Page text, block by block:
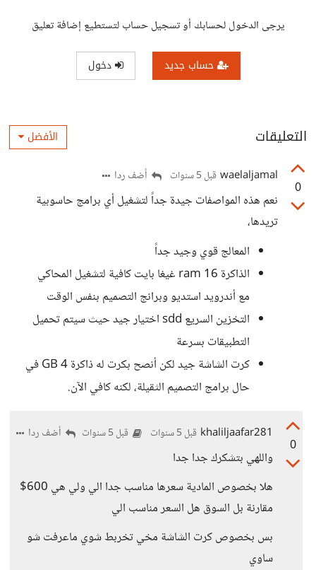
يرجى الدخول لحسابك أو تسجيل حساب لتستطيع إضافة تعليق
حساب جديد دخول
التعليقات الأفضل
0
waelaljamal قبل 5 سنوات أضف ردا
نعم هذه المواصفات جيدة جداً لتشغيل أي برامج حاسوبية
تريدها،
المعالج قوي وجيد جداً
الذاكرة ram 16 غيغا بايت كافية لتشغيل المحاكي
مع أندرويد استديو وبرانج التصميم بنفس الوقت
التخزين السريع sdd اختيار جيد حيث سيتم تحميل
التطبيقات بسرعة
كرت الشاشة جيد لكن أنصح بكرت له ذاكرة 4 GB في
حال برامج التصميم الثقيلة، لكنه كافي الآن.
0
khaliljaafar281 قبل 5 سنوات قبل 5 سنوات أضف ردا
واللهي بتشكرك جدا جدا
هلا بخصوص المادية سعرها مناسب جدا الي ولي هي 600$
مقارنة بل السوق هل السعر مناسب الي
بس بخصوص كرت الشاشة مخي تخربط شوي ماعرفت شو
ساوي